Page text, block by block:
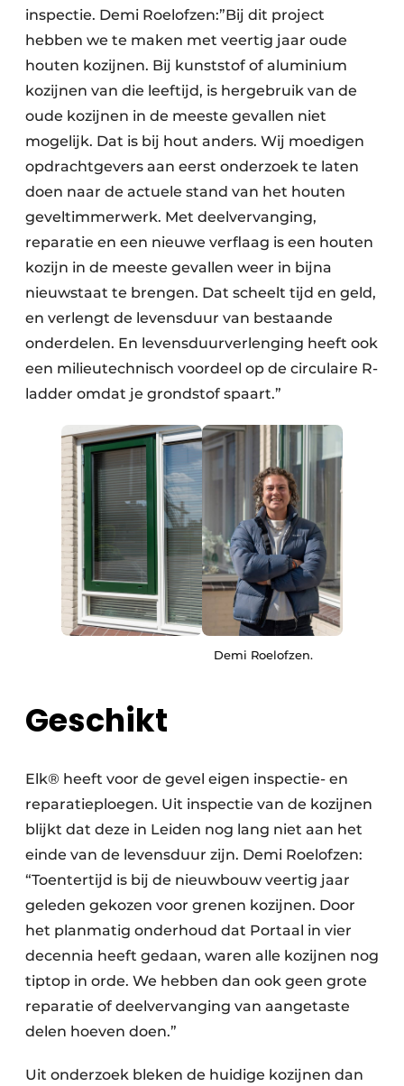
inspectie. Demi Roelofzen:”Bij dit project
hebben we te maken met veertig jaar oude
houten kozijnen. Bij kunststof of aluminium
kozijnen van die leeftijd, is hergebruik van de
oude kozijnen in de meeste gevallen niet
mogelijk. Dat is bij hout anders. Wij moedigen
opdrachtgevers aan eerst onderzoek te laten
doen naar de actuele stand van het houten
geveltimmerwerk. Met deelvervanging,
reparatie en een nieuwe verflaag is een houten
kozijn in de meeste gevallen weer in bijna
nieuwstaat te brengen. Dat scheelt tijd en geld,
en verlengt de levensduur van bestaande
onderdelen. En levensduurverlenging heeft ook
een milieutechnisch voordeel op de circulaire R-
ladder omdat je grondstof spaart.”
Demi Roelofzen.
Geschikt
Elk® heeft voor de gevel eigen inspectie- en
reparatieploegen. Uit inspectie van de kozijnen
blijkt dat deze in Leiden nog lang niet aan het
einde van de levensduur zijn. Demi Roelofzen:
“Toentertijd is bij de nieuwbouw veertig jaar
geleden gekozen voor grenen kozijnen. Door
het planmatig onderhoud dat Portaal in vier
decennia heeft gedaan, waren alle kozijnen nog
tiptop in orde. We hebben dan ook geen grote
reparatie of deelvervanging van aangetaste
delen hoeven doen.”
Uit onderzoek bleken de huidige kozijnen dan